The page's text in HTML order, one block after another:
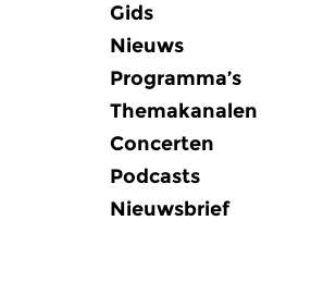
Gids
Nieuws
Programma’s
Themakanalen
Concerten
Podcasts
Nieuwsbrief